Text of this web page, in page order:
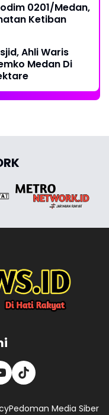
0201/Medan,
Ketiban
Medan Di
Pedoman Media Siber